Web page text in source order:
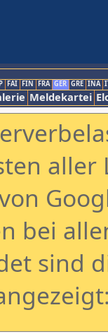
FAI FIN FRA GER GRE INA
Meldekartei
aller
bei
sind